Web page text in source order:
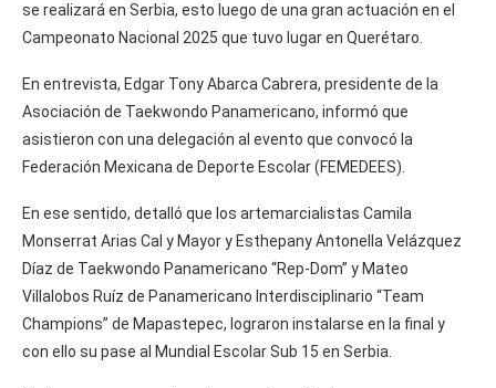
se realizará en Serbia, esto luego de una gran actuación en el
Campeonato Nacional 2025 que tuvo lugar en Querétaro.
En entrevista, Edgar Tony Abarca Cabrera, presidente de la
Asociación de Taekwondo Panamericano, informó que
asistieron con una delegación al evento que convocó la
Federación Mexicana de Deporte Escolar (FEMEDEES).
En ese sentido, detalló que los artemarcialistas Camila
Monserrat Arias Cal y Mayor y Esthepany Antonella Velázquez
Díaz de Taekwondo Panamericano “Rep-Dom” y Mateo
Villalobos Ruíz de Panamericano Interdisciplinario “Team
Champions” de Mapastepec, lograron instalarse en la final y
con ello su pase al Mundial Escolar Sub 15 en Serbia.